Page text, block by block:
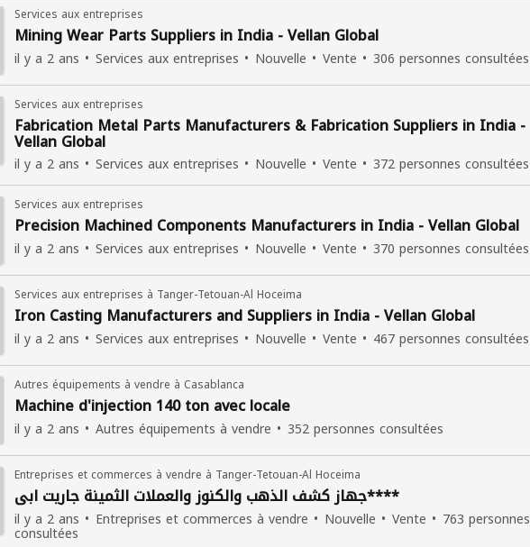
Services aux entreprises
Mining Wear Parts Suppliers in India - Vellan Global
il y a 2 ans Services aux entreprises Nouvelle Vente 306 personnes consultées
Services aux entreprises
Fabrication Metal Parts Manufacturers & Fabrication Suppliers in India -
Vellan Global
il y a 2 ans Services aux entreprises Nouvelle Vente 372 personnes consultées
Services aux entreprises
Precision Machined Components Manufacturers in India - Vellan Global
il y a 2 ans Services aux entreprises Nouvelle Vente 370 personnes consultées
Services aux entreprises à Tanger-Tetouan-Al Hoceima
Iron Casting Manufacturers and Suppliers in India - Vellan Global
il y a 2 ans Services aux entreprises Nouvelle Vente 467 personnes consultées
Autres équipements à vendre à Casablanca
Machine d'injection 140 ton avec locale
il y a 2 ans Autres équipements à vendre 352 personnes consultées
Entreprises et commerces à vendre à Tanger-Tetouan-Al Hoceima
جهاز كشف الذهب والكنوز والعملات الثمينة جاريت ابي****
il y a 2 ans Entreprises et commerces à vendre Nouvelle Vente 763 personnes
consultées